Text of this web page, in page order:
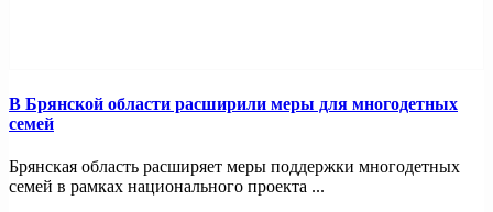
В Брянской области расширили меры для многодетных
семей
Брянская область расширяет меры поддержки многодетных
семей в рамках национального проекта ...